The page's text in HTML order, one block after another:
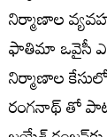
నిర్మాణాల
ఫాతిమా ఒవైసీ
నిర్మాణాల కేసులో
రంగనాథ్ తో